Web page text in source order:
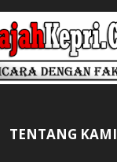
TENTANG KAMI